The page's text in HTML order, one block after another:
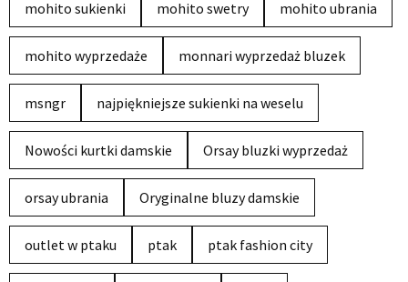
mohito sukienki mohito swetry mohito ubrania
mohito wyprzedaże monnari wyprzedaż bluzek
msngr najpiękniejsze sukienki na weselu
Nowości kurtki damskie Orsay bluzki wyprzedaż
orsay ubrania Oryginalne bluzy damskie
outlet w ptaku ptak ptak fashion city